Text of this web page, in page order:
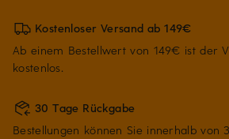
Kostenloser Versand ab 149€
Ab einem Bestellwert von 149€ ist der
kostenlos.
30 Tage Rückgabe
Bestellungen können Sie innerhalb von